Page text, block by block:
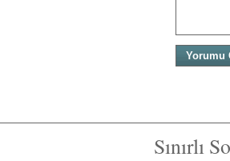
Sınırlı